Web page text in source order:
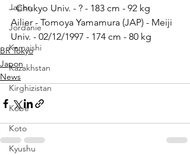
Japon
Jordanie
Kamaishi
Kazakhstan
Kirghizistan
Kobe
Koto
Kyushu
- Chukyo Univ. - ? - 183 cm - 92 kg
Ailier - Tomoya Yamamura (JAP) - Meiji
Univ. - 02/12/1997 - 174 cm - 80 kg
BR Tokyo
Japon
News